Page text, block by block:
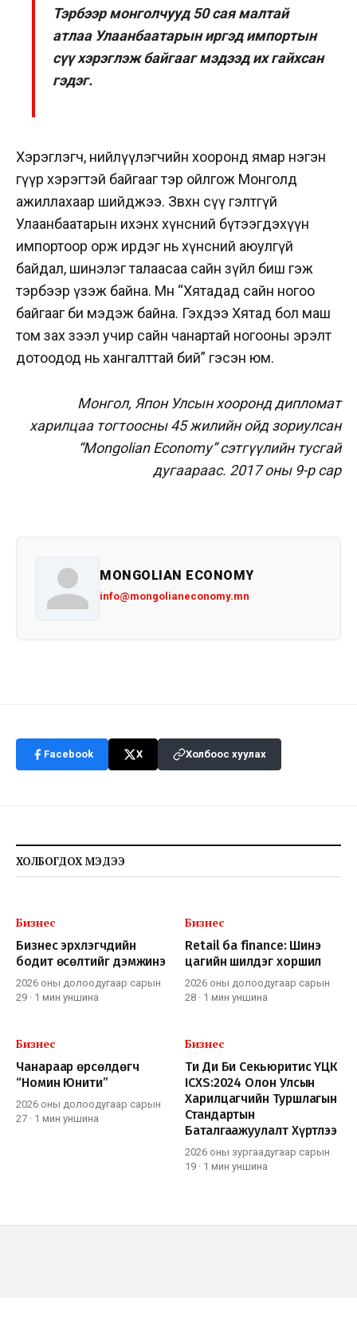
Тэрбээр монголчууд 50 сая малтай
атлаа Улаанбаатарын иргэд импортын
сүү хэрэглэж байгааг мэдээд их гайхсан
гэдэг.
Хэрэглэгч, нийлүүлэгчийн хооронд ямар нэгэн
гүүр хэрэгтэй байгааг тэр ойлгож Монголд
ажиллахаар шийджээ. Зөвхөн сүү гэлтгүй
Улаанбаатарын ихэнх хүнсний бүтээгдэхүүн
импортоор орж ирдэг нь хүнсний аюулгүй
байдал, шинэлэг талаасаа сайн зүйл биш гэж
тэрбээр үзэж байна. Мөн “Хятадад сайн ногоо
байгааг би мэдэж байна. Гэхдээ Хятад бол маш
том зах зээл учир сайн чанартай ногооны эрэлт
дотоодод нь хангалттай бий” гэсэн юм.
Монгол, Япон Улсын хооронд дипломат
харилцаа тогтоосны 45 жилийн ойд зориулсан
“Mongolian Economy” сэтгүүлийн тусгай
дугаараас. 2017 оны 9-р сар
MONGOLIAN ECONOMY
info@mongolianeconomy.mn
Facebook X Холбоос хуулах
ХОЛБОГДОХ МЭДЭЭ
Бизнес
Бизнес эрхлэгчдийн
бодит өсөлтийг дэмжинэ
2026 оны долоодугаар сарын
29 · 1 мин уншина
Бизнес
Retail ба finance: Шинэ
цагийн шилдэг хоршил
2026 оны долоодугаар сарын
28 · 1 мин уншина
Бизнес
Чанараар өрсөлдөгч
“Номин Юнити”
2026 оны долоодугаар сарын
27 · 1 мин уншина
Бизнес
Ти Ди Би Секьюритис ҮЦК
ICXS:2024 Олон Улсын
Харилцагчийн Туршлагын
Стандартын
Баталгаажуулалт Хүртлээ
2026 оны зургаадугаар сарын
19 · 1 мин уншина